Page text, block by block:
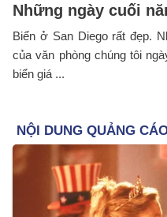
Những ngày cuối
Biển ở San Diego rất đẹp.
của văn phòng chúng tôi
biển giá ...